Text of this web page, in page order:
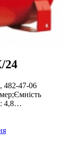
24
482-47-06
4,8…